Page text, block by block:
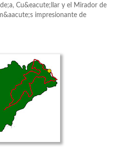
Cu&eacute;llar y el Mirador de
impresionante de